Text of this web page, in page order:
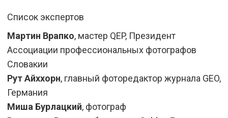
Список экспертов
Мартин Врапко, мастер QEP, Президент
Ассоциации профессиональных фотографов
Словакии
Рут Айххорн, главный фоторедактор журнала GEO,
Германия
Миша Бурлацкий, фотограф